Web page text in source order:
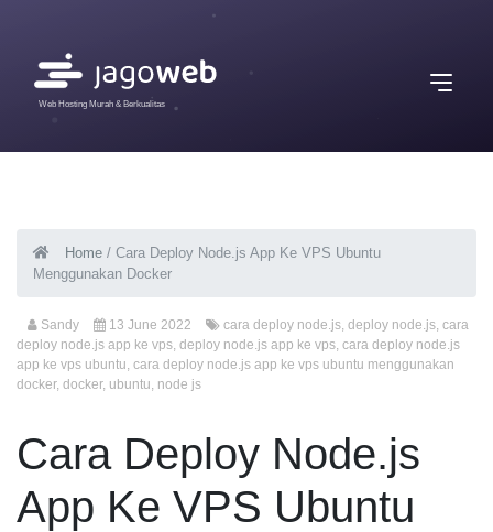
Web Hosting Murah & Berkualitas
Home / Cara Deploy Node.js App Ke VPS Ubuntu
Menggunakan Docker
Sandy 13 June 2022 cara deploy node.js, deploy node.js, cara
deploy node.js app ke vps, deploy node.js app ke vps, cara deploy node.js
app ke vps ubuntu, cara deploy node.js app ke vps ubuntu menggunakan
docker, docker, ubuntu, node js
Cara Deploy Node.js
App Ke VPS Ubuntu